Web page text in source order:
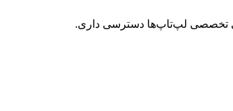
تخصصی لپ‌تاپ‌ها دسترسی داری.